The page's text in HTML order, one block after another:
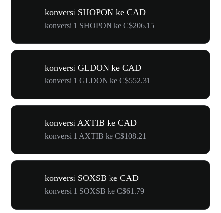
konversi SHOPON ke CAD
konversi 1 SHOPON ke C$206.15
konversi GLDON ke CAD
konversi 1 GLDON ke C$552.31
konversi AXTIB ke CAD
konversi 1 AXTIB ke C$108.21
konversi SOXSB ke CAD
konversi 1 SOXSB ke C$61.79